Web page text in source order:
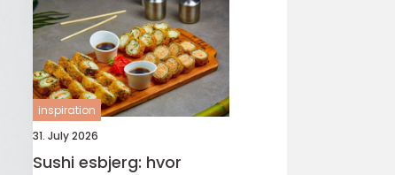
inspiration
31. July 2026
Sushi esbjerg: hvor